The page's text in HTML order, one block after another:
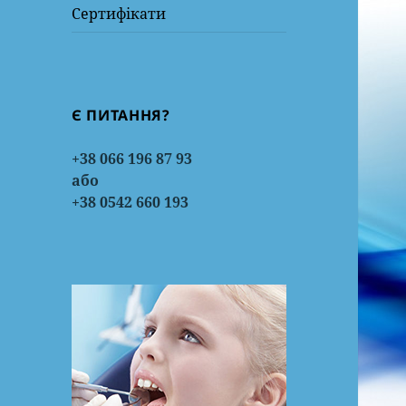
Сертифікати
Є ПИТАННЯ?
+38 066 196 87 93
або
+38 0542 660 193